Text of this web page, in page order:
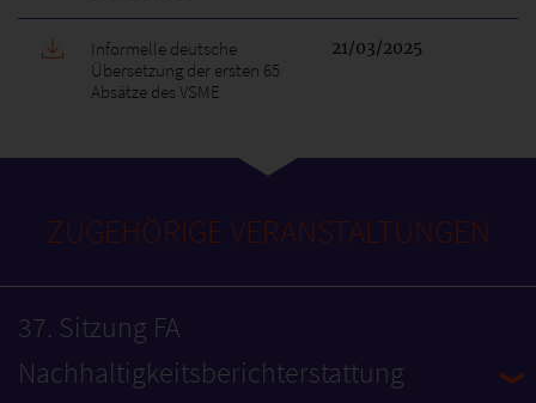
Informelle deutsche
Übersetzung der ersten 65
Absätze des VSME
21/03/2025
ZUGEHÖRIGE VERANSTALTUNGEN
37. Sitzung FA
Nachhaltigkeitsberichterstattung